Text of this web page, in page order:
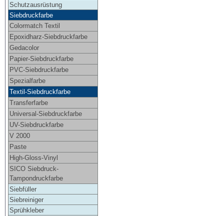
Schutzausrüstung
Siebdruckfarbe
Colormatch Textil
Epoxidharz-Siebdruckfarbe
Gedacolor
Papier-Siebdruckfarbe
PVC-Siebdruckfarbe
Spezialfarbe
Textil-Siebdruckfarbe
Transferfarbe
Universal-Siebdruckfarbe
UV-Siebdruckfarbe
V 2000
Paste
High-Gloss-Vinyl
SICO Siebdruck-
Tampondruckfarbe
Siebfüller
Siebreiniger
Sprühkleber